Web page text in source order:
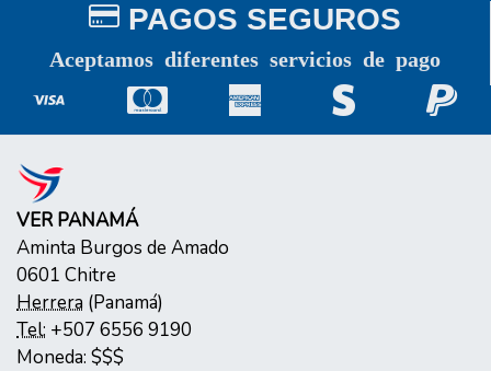
PAGOS SEGUROS
Aceptamos diferentes servicios de pago
VER PANAMÁ
Aminta Burgos de Amado
0601 Chitre
Herrera (Panamá)
Tel: +507 6556 9190
Moneda: $$$